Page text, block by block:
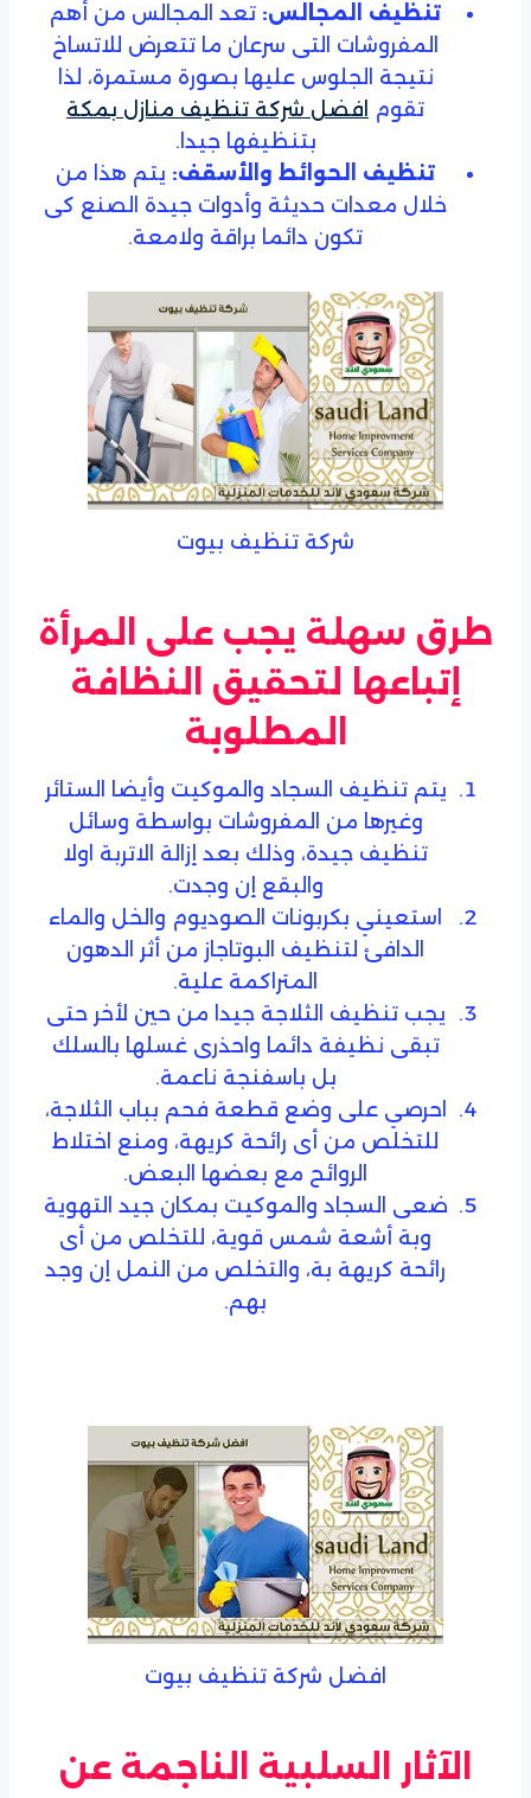
تنظيف المجالس: تعد المجالس من أهم
المفروشات التى سرعان ما تتعرض للاتساخ
نتيجة الجلوس عليها بصورة مستمرة، لذا
تقوم افضل شركة تنظيف منازل بمكة
بتنظيفها جيدا.
تنظيف الحوائط والأسقف: يتم هذا من
خلال معدات حديثة وأدوات جيدة الصنع كى
تكون دائما براقة ولامعة.
شركة تنظيف بيوت
طرق سهلة يجب على المرأة
إتباعها لتحقيق النظافة
المطلوبة
يتم تنظيف السجاد والموكيت وأيضا الستائر
وغيرها من المفروشات بواسطة وسائل
تنظيف جيدة، وذلك بعد إزالة الاتربة اولا
والبقع إن وجدت.
استعيني بكربونات الصوديوم والخل والماء
الدافئ لتنظيف البوتاجاز من أثر الدهون
المتراكمة علية.
يجب تنظيف الثلاجة جيدا من حين لأخر حتى
تبقى نظيفة دائما واحذرى غسلها بالسلك
بل باسفنجة ناعمة.
احرصي على وضع قطعة فحم بباب الثلاجة،
للتخلص من أى رائحة كريهة، ومنع اختلاط
الروائح مع بعضها البعض.
ضعى السجاد والموكيت بمكان جيد التهوية
وبة أشعة شمس قوية، للتخلص من أى
رائحة كريهة بة، والتخلص من النمل إن وجد
بهم.
افضل شركة تنظيف بيوت
الآثار السلبية الناجمة عن